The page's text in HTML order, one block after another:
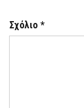
Σχόλιο *